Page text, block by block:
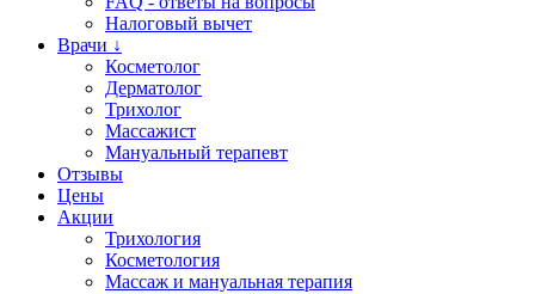
Налоговый вычет
Врачи ↓
Косметолог
Дерматолог
Трихолог
Массажист
Мануальный терапевт
Отзывы
Цены
Акции
Трихология
Косметология
Массаж и мануальная терапия